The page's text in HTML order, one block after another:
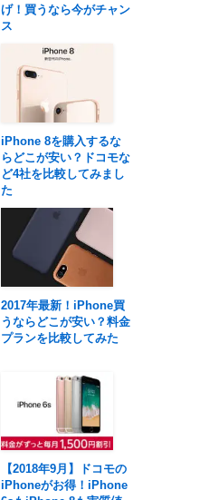
げ！買うなら今がチャン
ス
iPhone 8を購入するな
らどこが安い？ドコモな
ど4社を比較してみまし
た
2017年最新！iPhone買
うならどこが安い？料金
プランを比較してみた
【2018年9月】ドコモの
iPhoneがお得！iPhone